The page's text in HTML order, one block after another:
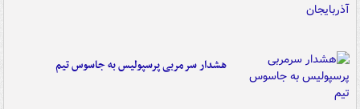
هشدار سرمربی پرسپولیس به جاسوس تیم